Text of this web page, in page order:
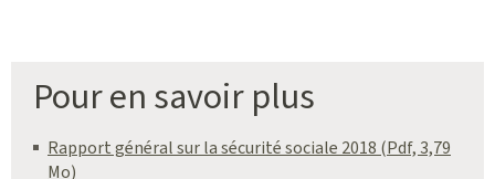
Pour en savoir plus
Rapport général sur la sécurité sociale 2018 (Pdf, 3,79
Mo)